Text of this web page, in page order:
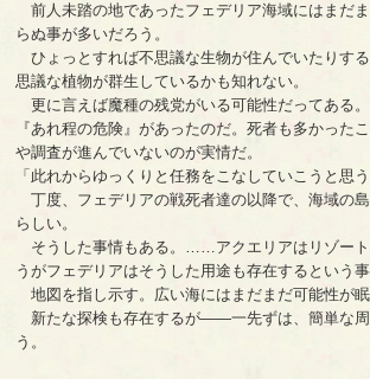
前人未踏の地であったフェデリア海域にはまだ
らぬ事が多いだろう。
ひょっとすれば不思議な生物が住んでいたりす
思議な植物が群生しているかも知れない。
更に言えば魔種の残党がいる可能性だってある。
『あれ程の危険』があったのだ。死者も多かった
や調査が進んでいないのが実情だ。
「此れからゆっくりと任務をこなしていこうと思う
丁度、フェデリアの戦死者達の以降で、海域の
らしい。
そうした事情もある。……アクエリアはリゾート
うがフェデリアはそうした用途も存在するという事
地図を指し示す。広い海にはまだまだ可能性が眠
新たな探検も存在するが――一先ずは、簡単な周
う。